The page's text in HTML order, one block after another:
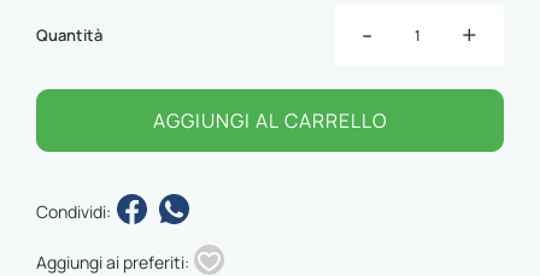
Quantità - +
AGGIUNGI AL CARRELLO
Condividi:
Aggiungi ai preferiti: